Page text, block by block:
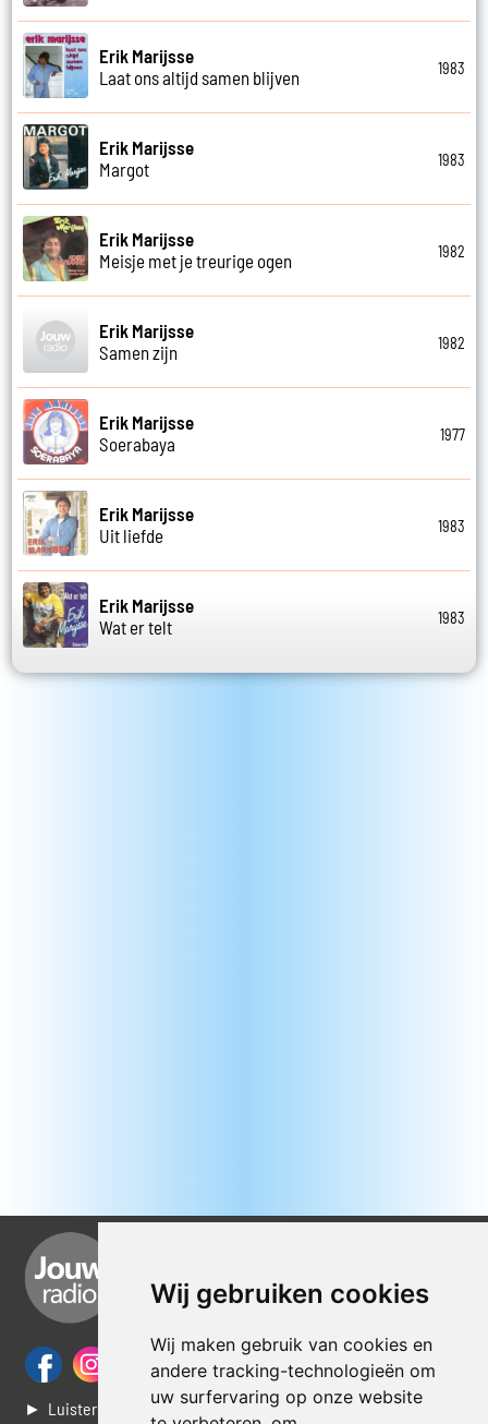
Wij gebruiken cookies
Wij maken gebruik van cookies en
andere tracking-technologieën om
uw surfervaring op onze website
Erik Marijsse
Laat ons altijd samen blijven
1983
Erik Marijsse
Margot
1983
Erik Marijsse
Meisje met je treurige ogen
1982
Erik Marijsse
Samen zijn
1982
Erik Marijsse
Soerabaya
1977
Erik Marijsse
Uit liefde
1983
Erik Marijsse
Wat er telt
1983
► Luisteren naar Jouwradio